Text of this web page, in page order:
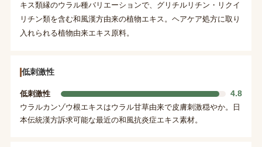
キス類縁のウラル種バリエーションで、グリチルリチン・リクイ
リチン類を含む和風漢方由来の植物エキス。ヘアケア処方に取り
入れられる植物由来エキス原料。
低刺激性
低刺激性 4.8
ウラルカンゾウ根エキスはウラル甘草由来で皮膚刺激穏やか。日
本伝統漢方訴求可能な最近の和風抗炎症エキス素材。